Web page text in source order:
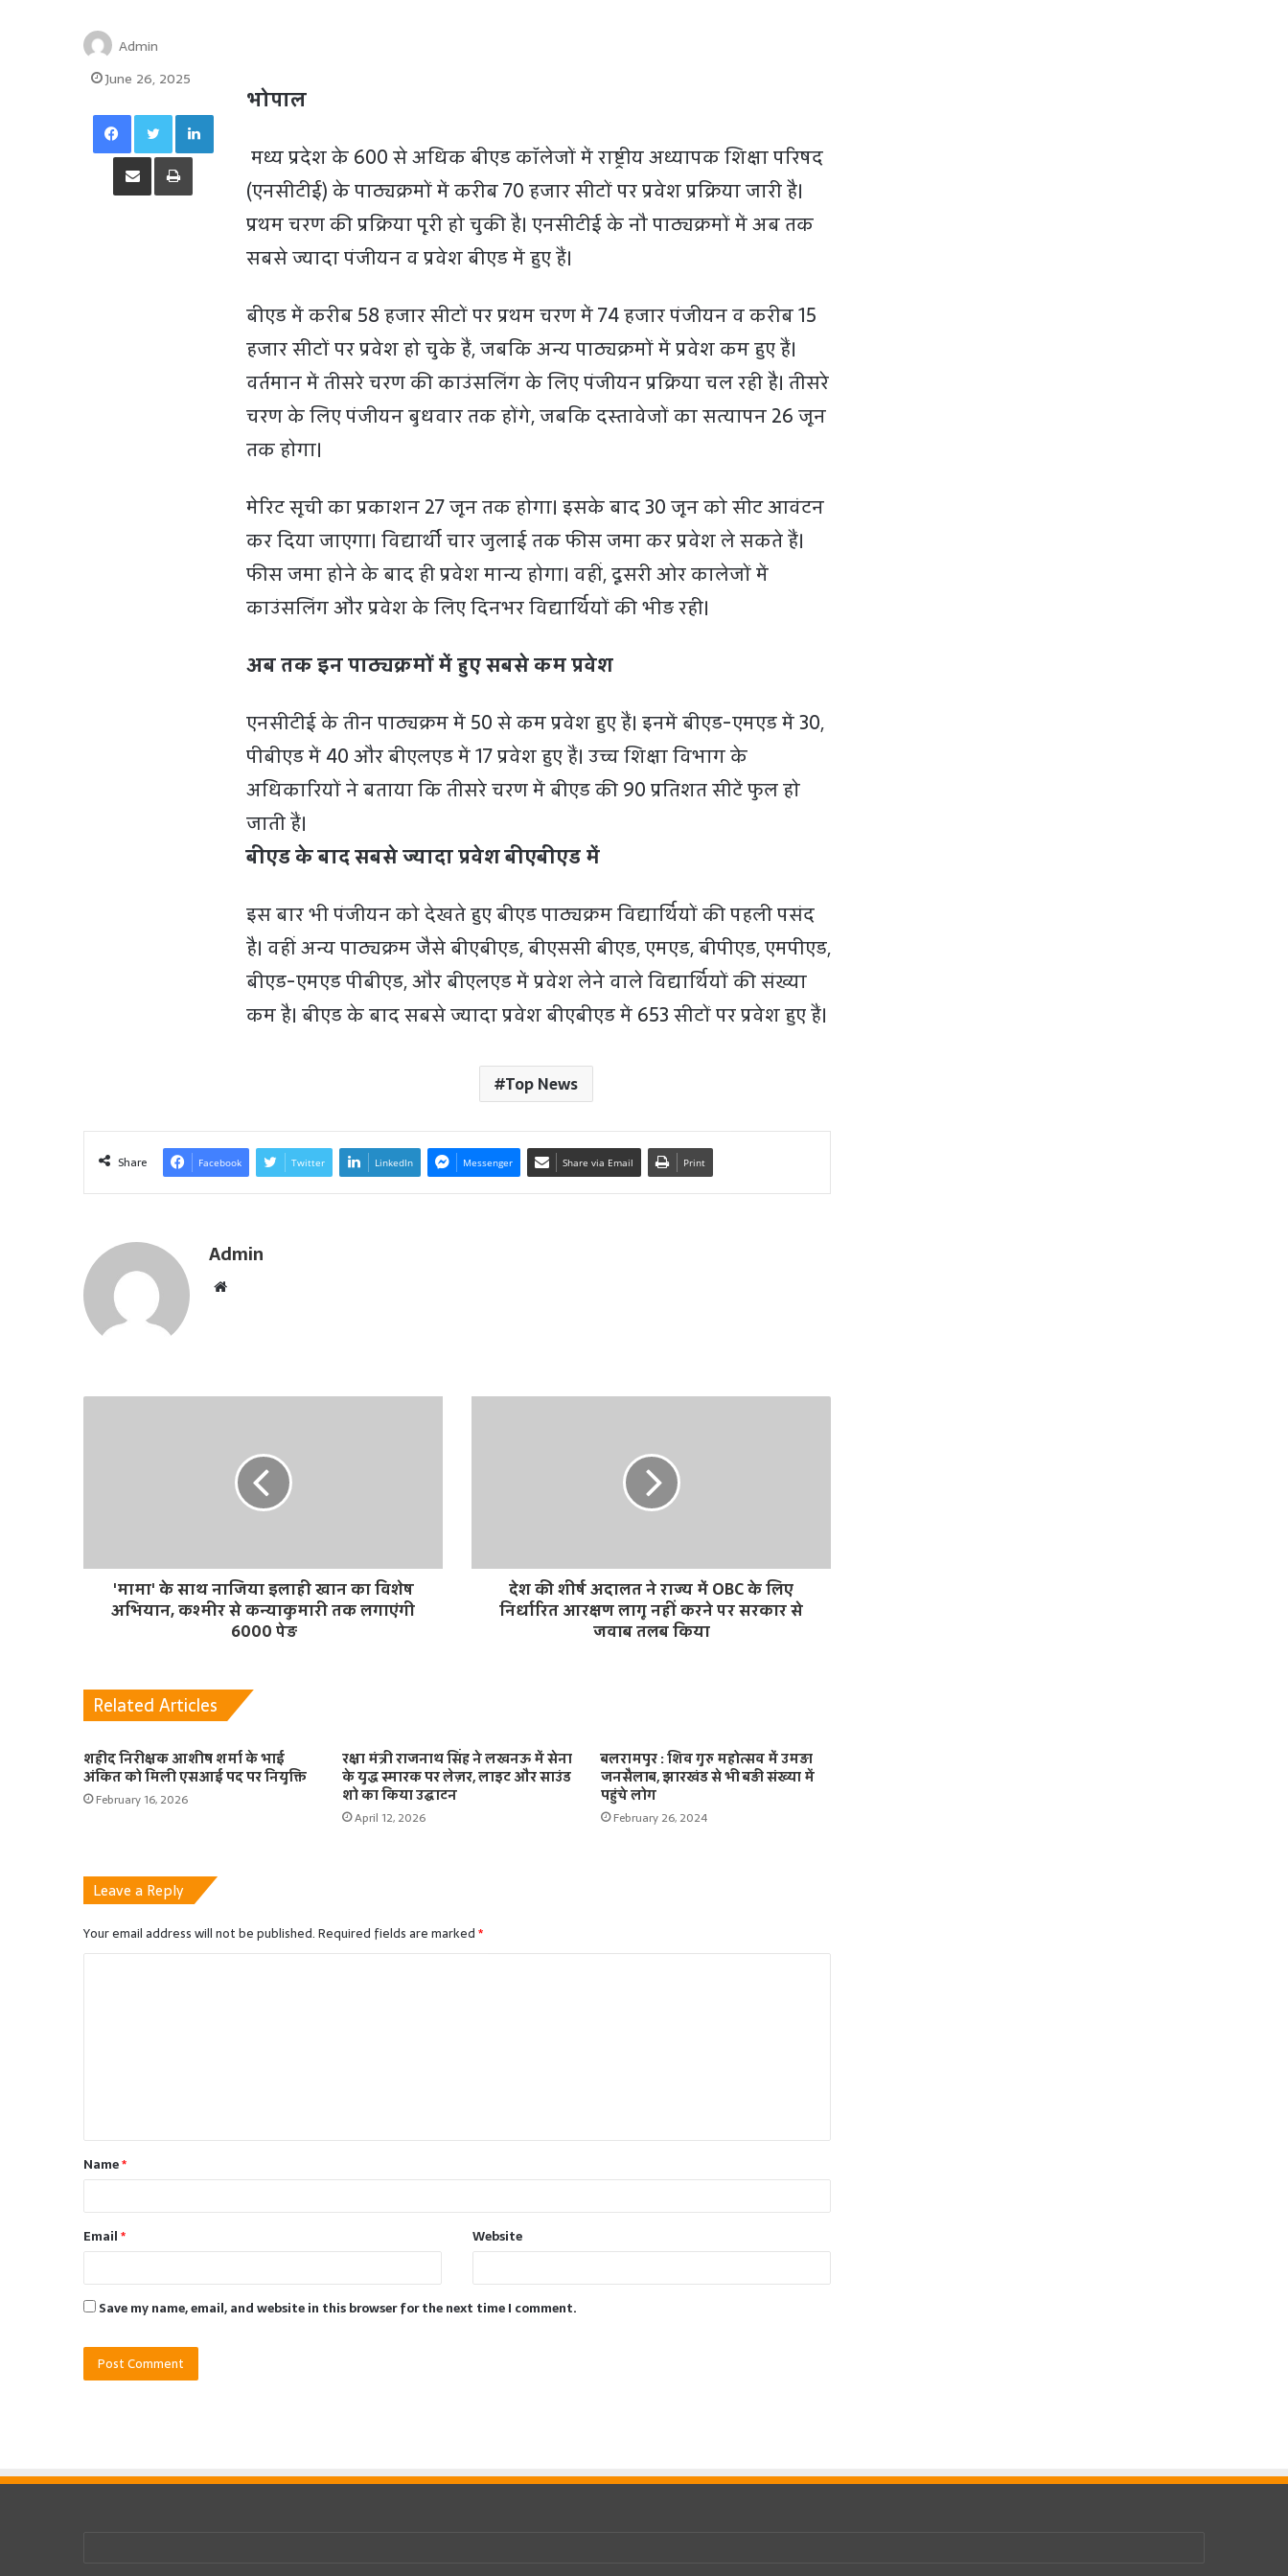
भोपाल
मध्य प्रदेश के 600 से अधिक बीएड कॉलेजों में राष्ट्रीय अध्यापक शिक्षा परिषद
(एनसीटीई) के पाठ्यक्रमों में करीब 70 हजार सीटों पर प्रवेश प्रक्रिया जारी है।
प्रथम चरण की प्रक्रिया पूरी हो चुकी है। एनसीटीई के नौ पाठ्यक्रमों में अब तक
सबसे ज्यादा पंजीयन व प्रवेश बीएड में हुए हैं।
बीएड में करीब 58 हजार सीटों पर प्रथम चरण में 74 हजार पंजीयन व करीब 15
हजार सीटों पर प्रवेश हो चुके हैं, जबकि अन्य पाठ्यक्रमों में प्रवेश कम हुए हैं।
वर्तमान में तीसरे चरण की काउंसलिंग के लिए पंजीयन प्रक्रिया चल रही है। तीसरे
चरण के लिए पंजीयन बुधवार तक होंगे, जबकि दस्तावेजों का सत्यापन 26 जून
तक होगा।
मेरिट सूची का प्रकाशन 27 जून तक होगा। इसके बाद 30 जून को सीट आवंटन
कर दिया जाएगा। विद्यार्थी चार जुलाई तक फीस जमा कर प्रवेश ले सकते हैं।
फीस जमा होने के बाद ही प्रवेश मान्य होगा। वहीं, दूसरी ओर कालेजों में
काउंसलिंग और प्रवेश के लिए दिनभर विद्यार्थियों की भीड़ रही।
अब तक इन पाठ्यक्रमों में हुए सबसे कम प्रवेश
एनसीटीई के तीन पाठ्यक्रम में 50 से कम प्रवेश हुए हैं। इनमें बीएड-एमएड में 30,
पीबीएड में 40 और बीएलएड में 17 प्रवेश हुए हैं। उच्च शिक्षा विभाग के
अधिकारियों ने बताया कि तीसरे चरण में बीएड की 90 प्रतिशत सीटें फुल हो
जाती हैं।
बीएड के बाद सबसे ज्यादा प्रवेश बीएबीएड में
इस बार भी पंजीयन को देखते हुए बीएड पाठ्यक्रम विद्यार्थियों की पहली पसंद
है। वहीं अन्य पाठ्यक्रम जैसे बीएबीएड, बीएससी बीएड, एमएड, बीपीएड, एमपीएड,
बीएड-एमएड पीबीएड, और बीएलएड में प्रवेश लेने वाले विद्यार्थियों की संख्या
कम है। बीएड के बाद सबसे ज्यादा प्रवेश बीएबीएड में 653 सीटों पर प्रवेश हुए हैं।
Top News
Admin
June 26, 2025
Facebook Twitter LinkedIn
Share via Email Print
Share Facebook Twitter LinkedIn Messenger Share via Email Print
Admin
t
'मामा' के साथ नाजिया इलाही खान का विशेष
अभियान, कश्मीर से कन्याकुमारी तक लगाएंगी
6000 पेड़
देश की शीर्ष अदालत ने राज्य में OBC के लिए
निर्धारित आरक्षण लागू नहीं करने पर सरकार से
जवाब तलब किया
Related Articles
शहीद निरीक्षक आशीष शर्मा के भाई
अंकित को मिली एसआई पद पर नियुक्ति
February 16, 2026
रक्षा मंत्री राजनाथ सिंह ने लखनऊ में सेना
के युद्ध स्मारक पर लेज़र, लाइट और साउंड
शो का किया उद्घाटन
April 12, 2026
बलरामपुर : शिव गुरु महोत्सव में उमड़ा
जनसैलाब, झारखंड से भी बड़ी संख्या में
पहुंचे लोग
February 26, 2024
Leave a Reply
Your email address will not be published.Required fields are marked*
t
*Name*
Email* Website
Save my name, email, and website in this browser for the next time I comment.